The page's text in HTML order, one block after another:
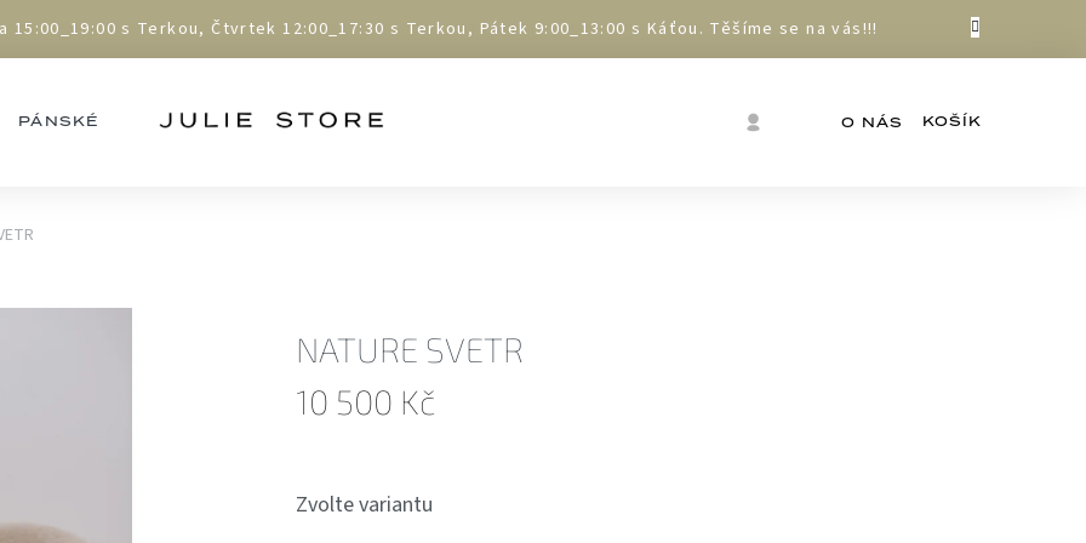
15:00_19:00 s Terkou, Čtvrtek 12:00_17:30 s Terkou, Pátek 9:00_13:00 s Káťou. Těšíme se na vás!!!
Nákupní
O NÁS
PÁNSKÉ
NATURE SVETR
10 500 Kč
Zvolte variantu